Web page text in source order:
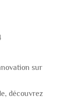
sur
découvrez